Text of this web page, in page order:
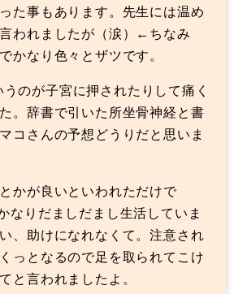
た事もあります。先生には温め
われましたが（涙）←ちなみ
かなり色々とザツです。
のが子宮に押されたりして痛く
。辞書で引いた所坐骨神経と書
コさんの予想どうりだと思いま
かが良いといわれただけで
なりだましだまし生活していま
、助けになれなくて。注意され
っとなるので足を取られてこけ
と言われましたよ。